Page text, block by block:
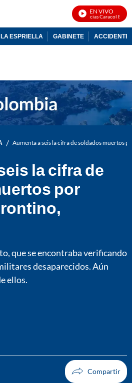
EN VIVO
Noticias Caracol En Vivo
ESPRIELLA GABINETE ACCIDENTE
/ Aumenta a seis la cifra de soldados muertos
la cifra de
por
que se encontraba verificando
desaparecidos. Aún
ellos.